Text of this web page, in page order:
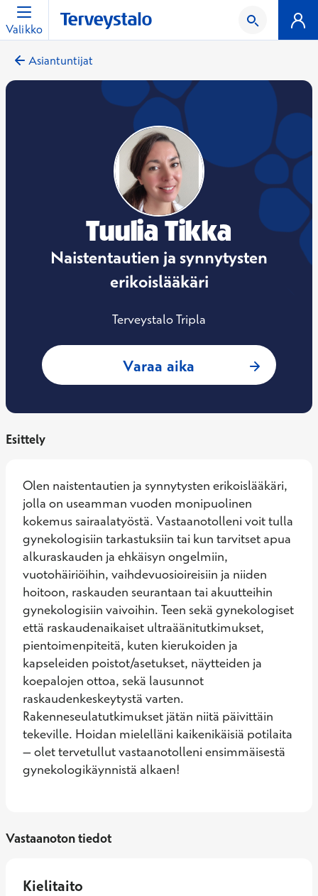
Valikko
Asiantuntijat
Tuulia Tikka
Naistentautien ja synnytysten
erikoislääkäri
Terveystalo Tripla
Varaa aika : Tuulia Tikka,
Esittely
Olen naistentautien ja synnytysten erikoislääkäri,
jolla on useamman vuoden monipuolinen
kokemus sairaalatyöstä. Vastaanotolleni voit tulla
gynekologisiin tarkastuksiin tai kun tarvitset apua
alkuraskauden ja ehkäisyn ongelmiin,
vuotohäiriöihin, vaihdevuosioireisiin ja niiden
hoitoon, raskauden seurantaan tai akuutteihin
gynekologisiin vaivoihin. Teen sekä gynekologiset
että raskaudenaikaiset ultraäänitutkimukset,
pientoimenpiteitä, kuten kierukoiden ja
kapseleiden poistot/asetukset, näytteiden ja
koepalojen ottoa, sekä lausunnot
raskaudenkeskeytystä varten.
Rakenneseulatutkimukset jätän niitä päivittäin
tekeville. Hoidan mielelläni kaikenikäisiä potilaita
– olet tervetullut vastaanotolleni ensimmäisestä
gynekologikäynnistä alkaen!
Vastaanoton tiedot
Kielitaito